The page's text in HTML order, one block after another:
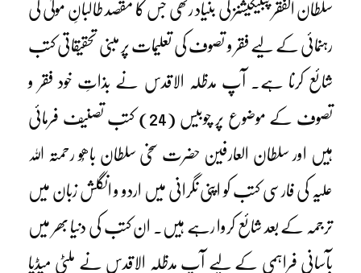
سلطان الفقر پبلیکیشنز کی بنیاد رکھی جس کا مقصد طالبانِ مولیٰ کی
رہنمائی کے لیے فقر و تصوف کی تعلیمات پر مبنی تحقیقاتی کتب
شائع کرنا ہے۔ آپ مدظلہ الاقدس نے بذاتِ خود فقر و
تصوف کے موضوع پر چوبیس (24) کتب تصنیف فرمائی
ہیں اور سلطان العارفین حضرت سخی سلطان باھُو رحمتہ اللہ
علیہ کی فارسی کتب کو اپنی نگرانی میں اردو و انگلش زبان میں
ترجمہ کے بعد شائع کروا رہے ہیں۔ ان کتب کی دنیا بھر میں
بآسانی فراہمی کے لیے آپ مدظلہ الاقدس نے ملٹی میڈیا